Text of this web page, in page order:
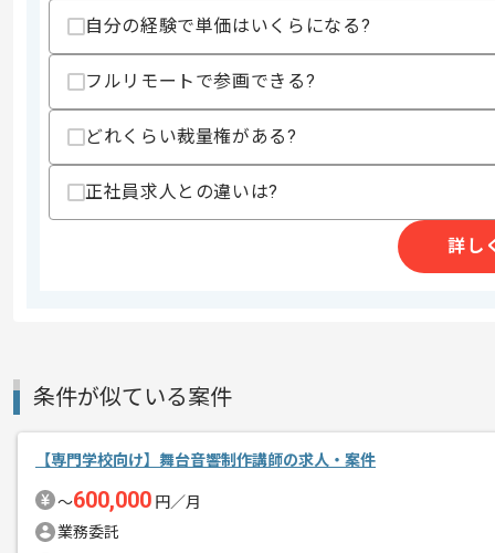
精算・お支払い
支払いサイト
その他募集要項
2025/08/14
遊技機向けサウンド制作に携わっていた
自分の経験で単価はいくらになる?
フルリモートで参画できる?
どれくらい裁量権がある?
正社員求人との違いは?
詳し
条件が似ている案件
【専門学校向け】舞台音響制作講師の求人・案件
〜600,000 円／月
業務委託